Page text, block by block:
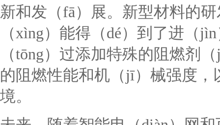
新和发（fā）展。新型材料的
（xìng）能得（dé）到了进（
（tōng）过添加特殊的阻燃剂
的阻燃性能和机（jī）械强度
境。